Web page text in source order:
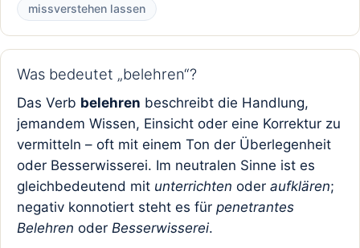
missverstehen lassen
Was bedeutet „belehren“?
Das Verb belehren beschreibt die Handlung,
jemandem Wissen, Einsicht oder eine Korrektur zu
vermitteln – oft mit einem Ton der Überlegenheit
oder Besserwisserei. Im neutralen Sinne ist es
gleichbedeutend mit unterrichten oder aufklären;
negativ konnotiert steht es für penetrantes
Belehren oder Besserwisserei.